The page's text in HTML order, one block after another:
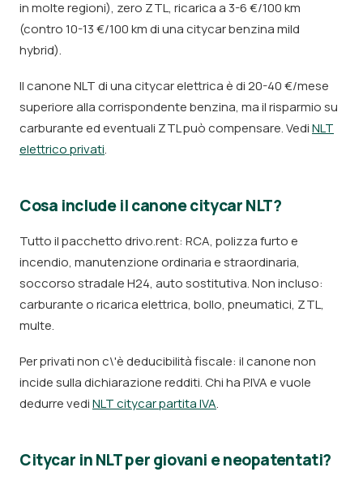
in molte regioni), zero ZTL, ricarica a 3-6 €/100 km
(contro 10-13 €/100 km di una citycar benzina mild
hybrid).
Il canone NLT di una citycar elettrica è di 20-40 €/mese
superiore alla corrispondente benzina, ma il risparmio su
carburante ed eventuali ZTL può compensare. VediNLT
elettrico privati.
Cosa include il canone citycar NLT?
Tutto il pacchetto drivo.rent: RCA, polizza furto e
incendio, manutenzione ordinaria e straordinaria,
soccorso stradale H24, auto sostitutiva. Non incluso:
carburante o ricarica elettrica, bollo, pneumatici, ZTL,
multe.
Per privati non c\'è deducibilità fiscale: il canone non
incide sulla dichiarazione redditi. Chi ha P.IVA e vuole
dedurre vediNLT citycar partita IVA.
Citycar in NLT per giovani e neopatentati?